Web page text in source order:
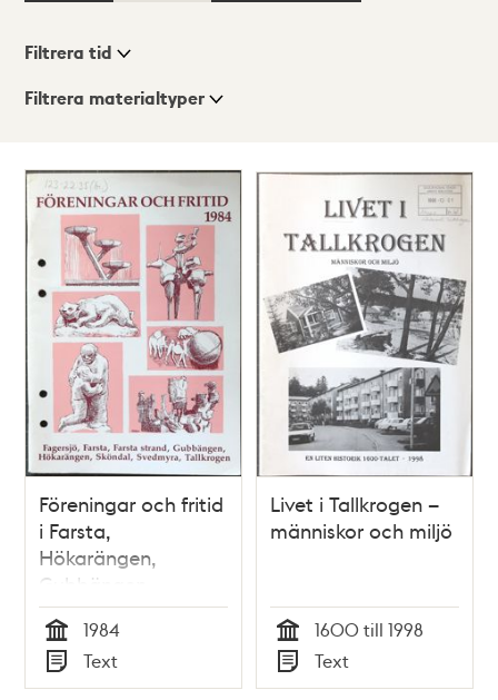
Visningsläge
Lista
Karta
Filtrera tid
Filtrera materialtyper
träffar
Föreningar och fritid
i Farsta,
Hökarängen,
Gubbängen,
Sköndal, Svedmyra
och Tallkrogen
Tid
1984
Typ
Text
Livet i Tallkrogen –
människor och miljö
Tid
1600 till 1998
Typ
Text